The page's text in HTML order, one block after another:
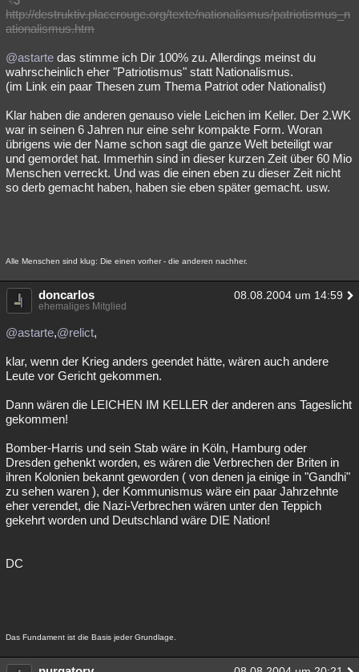
http://destruktiv.placerouge.org/texte/nationalismus/patriotismus_n
ationalismus.htm
@astarte das stimme ich Dir 100% zu. Allerdings meinst du
wahrscheinlich eher "Patriotismus" statt Nationalismus.
(im Link ein paar Thesen zum Thema Patriot oder Nationalist)
Klar haben die anderen genauso viele Leichen im Keller. Der 2.WK
war in seinen 6 Jahren nur eine sehr kompakte Form. Woran
übrigens wie der Name schon sagt die ganze Welt beteiligt war
und gemordet hat. Immerhin sind in dieser kurzen Zeit über 60 Mio
Menschen verreckt. Und was die einen eben zu dieser Zeit nicht
so derb gemacht haben, haben sie eben später gemacht. usw.
Alle Menschen sind klug: Die einen vorher - die anderen nachher.
doncarlos 08.08.2004 um 14:59
ehemaliges Mitglied
@astarte,@relict,
klar, wenn der Krieg anders geendet hätte, wären auch andere
Leute vor Gericht gekommen.
Dann wären die LEICHEN IM KELLER der anderen ans Tageslicht
gekommen!
Bomber-Harris und sein Stab wäre in Köln, Hamburg oder
Dresden gehenkt worden, es wären die Verbrechen der Briten in
ihren Kolonien bekannt geworden ( von denen ja einige in "Gandhi"
zu sehen waren ), der Kommunismus wäre ein paar Jahrzehnte
eher verendet, die Nazi-Verbrechen wären unter den Teppich
gekehrt worden und Deutschland wäre DIE Nation!
DC
Das Fundament ist die Basis jeder Grundlage.